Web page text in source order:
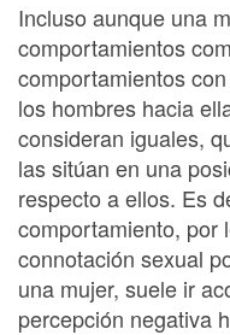
Incluso aunque una
comportamientos
comportamientos
los hombres hacia
consideran iguales,
las sitúan en una
respecto a ellos. Es
comportamiento, por
connotación sexual
una mujer, suele ir
percepción negativa